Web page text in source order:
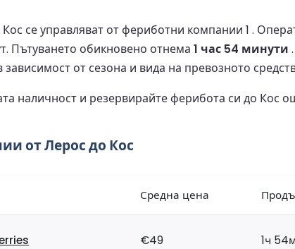
се управляват от фериботни компании 1 .
Пътуването обикновено отнема 1 час 54 минути .
зависимост от сезона и вида на превозното
наличност и резервирайте ферибота си до Кос
от Лерос до Кос
Средна цена
€49 1ч